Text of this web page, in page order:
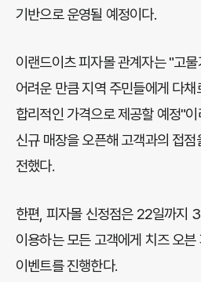
기반으로 운영될 예정이다.
이랜드이츠 피자몰 관계자는 "고물
어려운 만큼 지역 주민들에게 다
합리적인 가격으로 제공할 예정"
신규 매장을 오픈해 고객과의 접
전했다.
한편, 피자몰 신정점은 22일까지
이용하는 모든 고객에게 치즈 오
이벤트를 진행한다.